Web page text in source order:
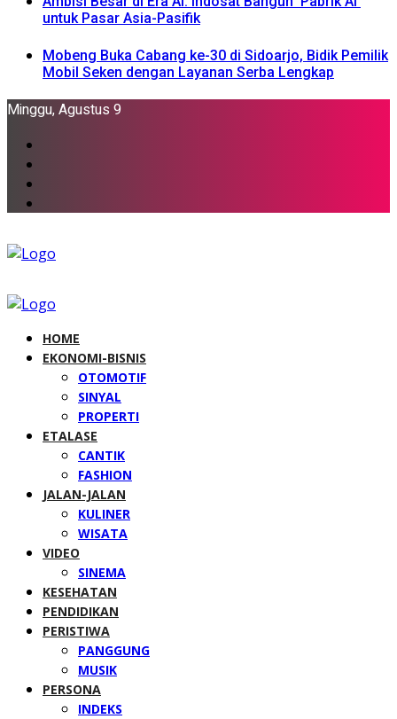
untuk Pasar Asia-Pasifik
Mobeng Buka Cabang ke-30 di Sidoarjo, Bidik Pemilik
Mobil Seken dengan Layanan Serba Lengkap
Minggu, Agustus 9
HOME
EKONOMI-BISNIS
OTOMOTIF
SINYAL
PROPERTI
ETALASE
CANTIK
FASHION
JALAN-JALAN
KULINER
WISATA
VIDEO
SINEMA
KESEHATAN
PENDIDIKAN
PERISTIWA
PANGGUNG
MUSIK
PERSONA
INDEKS